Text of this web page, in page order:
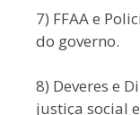
7) FFAA e
do governo.
8) Deveres e
justiça social